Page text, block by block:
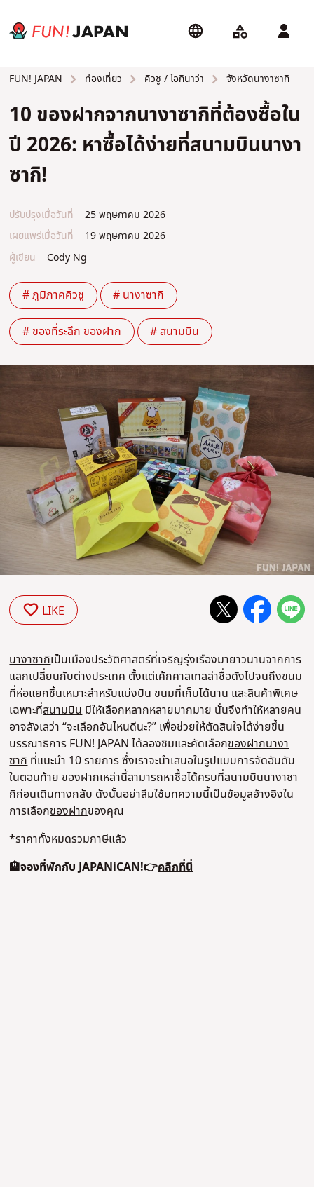
FUN! JAPAN ท่องเที่ยว คิวชู / โอกินาว่า จังหวัดนางาซากิ
10 ของฝากจากนางาซากิที่ต้องซื้อใน
ปี 2026: หาซื้อได้ง่ายที่สนามบินนางา
ซากิ!
ปรับปรุงเมื่อวันที่
25 พฤษภาคม 2026
เผยแพร่เมื่อวันที่
19 พฤษภาคม 2026
ผู้เขียน
Cody Ng
# ภูมิภาคคิวชู # นางาซากิ
# ของที่ระลึก ของฝาก # สนามบิน
LIKE
นางาซากิเป็นเมืองประวัติศาสตร์ที่เจริญรุ่งเรืองมายาวนานจากการ
แลกเปลี่ยนกับต่างประเทศ ตั้งแต่เค้กคาสเทลล่าชื่อดังไปจนถึงขนม
ที่ห่อแยกชิ้นเหมาะสำหรับแบ่งปัน ขนมที่เก็บได้นาน และสินค้าพิเศษ
เฉพาะที่สนามบินมีให้เลือกหลากหลายมากมาย นั่นจึงทำให้หลายคน
อาจลังเลว่า “จะเลือกอันไหนดีนะ?” เพื่อช่วยให้ตัดสินใจได้ง่ายขึ้น
บรรณาธิการ FUN! JAPAN ได้ลองชิมและคัดเลือกของฝากนางา
ซากิที่แนะนำ 10 รายการ ซึ่งเราจะนำเสนอในรูปแบบการจัดอันดับ
ในตอนท้าย ของฝากเหล่านี้สามารถหาซื้อได้ครบที่สนามบินนางาซา
กิก่อนเดินทางกลับ ดังนั้นอย่าลืมใช้บทความนี้เป็นข้อมูลอ้างอิงใน
การเลือกของฝากของคุณ
*ราคาทั้งหมดรวมภาษีแล้ว
🏨จองที่พักกับ JAPANiCAN!👉คลิกที่นี่